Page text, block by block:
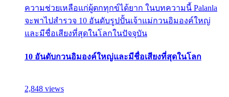
ความช่วยเหลือแก่ผู้ตกทุกข์ได้ยาก ในบทความนี้ Palanla
จะพาไปสำรวจ 10 อันดับรูปปั้นเจ้าแม่กวนอิมองค์ใหญ่
และมีชื่อเสียงที่สุดในโลกในปัจจุบัน
10 อันดับกวนอิมองค์ใหญ่และมีชื่อเสียงที่สุดในโลก
2,848 views